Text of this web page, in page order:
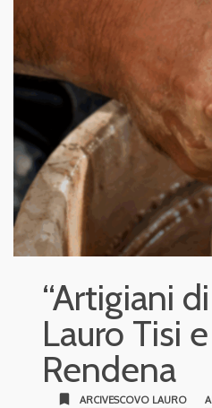
“Artigiani
Lauro Tisi
Rendena
bookmark ARCIVESCOVO LAURO